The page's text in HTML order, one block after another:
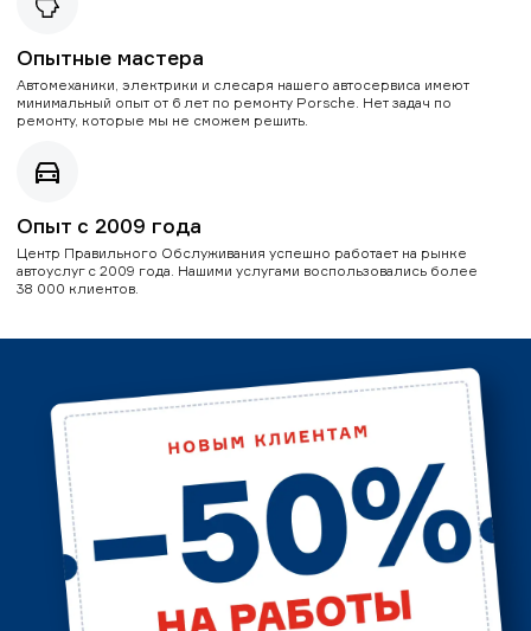
Опытные мастера
Автомеханики, электрики и слесаря нашего автосервиса имеют
минимальный опыт от 6 лет по ремонту Porsche. Нет задач по
ремонту, которые мы не сможем решить.
Опыт с 2009 года
Центр Правильного Обслуживания успешно работает на рынке
автоуслуг с 2009 года. Нашими услугами воспользовались более
38 000 клиентов.